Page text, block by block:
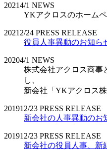
20214/1 NEWS
YKアクロスのホーム
2021 2/24 PRESS RELEASE
役員人事異動のお知ら
20204/1 NEWS
株式会社アクロス商事
し、
新会社「YKアクロス
201912/23 PRESS RELEASE
新会社の人事異動のお
201912/23 PRESS RELEASE
新会社の役員人事、新